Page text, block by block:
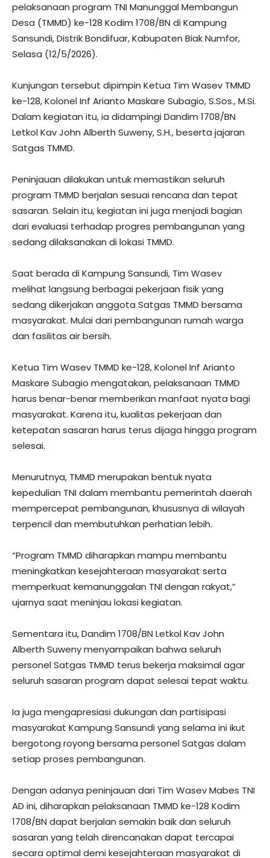
pelaksanaan program TNI Manunggal Membangun
Desa (TMMD) ke-128 Kodim 1708/BN di Kampung
Sansundi, Distrik Bondifuar, Kabupaten Biak Numfor,
Selasa (12/5/2026).
Kunjungan tersebut dipimpin Ketua Tim Wasev TMMD
ke-128, Kolonel Inf Arianto Maskare Subagio, S.Sos., M.Si.
Dalam kegiatan itu, ia didampingi Dandim 1708/BN
Letkol Kav John Alberth Suweny, S.H., beserta jajaran
Satgas TMMD.
Peninjauan dilakukan untuk memastikan seluruh
program TMMD berjalan sesuai rencana dan tepat
sasaran. Selain itu, kegiatan ini juga menjadi bagian
dari evaluasi terhadap progres pembangunan yang
sedang dilaksanakan di lokasi TMMD.
Saat berada di Kampung Sansundi, Tim Wasev
melihat langsung berbagai pekerjaan fisik yang
sedang dikerjakan anggota Satgas TMMD bersama
masyarakat. Mulai dari pembangunan rumah warga
dan fasilitas air bersih.
Ketua Tim Wasev TMMD ke-128, Kolonel Inf Arianto
Maskare Subagio mengatakan, pelaksanaan TMMD
harus benar-benar memberikan manfaat nyata bagi
masyarakat. Karena itu, kualitas pekerjaan dan
ketepatan sasaran harus terus dijaga hingga program
selesai.
Menurutnya, TMMD merupakan bentuk nyata
kepedulian TNI dalam membantu pemerintah daerah
mempercepat pembangunan, khususnya di wilayah
terpencil dan membutuhkan perhatian lebih.
“Program TMMD diharapkan mampu membantu
meningkatkan kesejahteraan masyarakat serta
memperkuat kemanunggalan TNI dengan rakyat,”
ujarnya saat meninjau lokasi kegiatan.
Sementara itu, Dandim 1708/BN Letkol Kav John
Alberth Suweny menyampaikan bahwa seluruh
personel Satgas TMMD terus bekerja maksimal agar
seluruh sasaran program dapat selesai tepat waktu.
Ia juga mengapresiasi dukungan dan partisipasi
masyarakat Kampung Sansundi yang selama ini ikut
bergotong royong bersama personel Satgas dalam
setiap proses pembangunan.
Dengan adanya peninjauan dari Tim Wasev Mabes TNI
AD ini, diharapkan pelaksanaan TMMD ke-128 Kodim
1708/BN dapat berjalan semakin baik dan seluruh
sasaran yang telah direncanakan dapat tercapai
secara optimal demi kesejahteraan masyarakat di